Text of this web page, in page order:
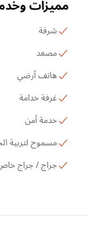
مميزات
شرفة
مصعد
هاتف أرضي
غرفة خدامة
خدمة أمن
مسموح لتربية
جراج / جراج